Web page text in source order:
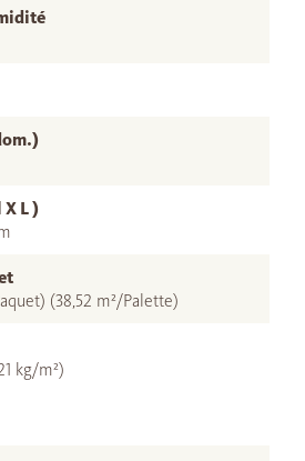
L )
(38,52 m²/Palette)
kg/m²)